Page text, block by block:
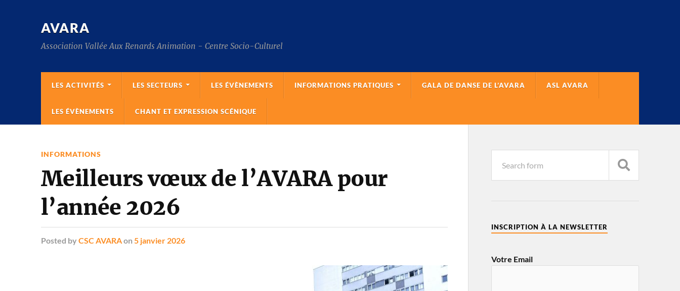
AVARA
Association Vallée Aux Renards Animation - Centre Socio-Culturel
LES ACTIVITÉS LES SECTEURS LES ÉVÈNEMENTS INFORMATIONS PRATIQUES GALA DE DANSE DE L’AVARA ASL AVARA
LES ÉVÈNEMENTS CHANT ET EXPRESSION SCÉNIQUE
INFORMATIONS
Meilleurs vœux de l’AVARA pour
l’année 2026
Posted by CSC AVARAon 5 janvier 2026
INSCRIPTION À LA NEWSLETTER
Votre Email